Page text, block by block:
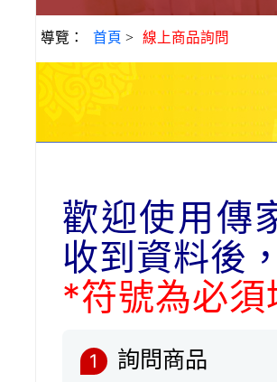
導覽： 首頁 > 線上商品詢問
歡迎使用傳
收到資料後
*符號為必
1 詢問商品